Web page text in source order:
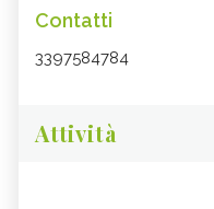
Contatti
3397584784
Attività